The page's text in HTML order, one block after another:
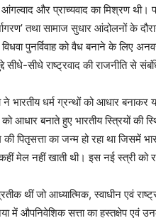
आंगल्वाद और प्राच्यवाद का मिश्रण थी।
तथा सामाज सुधार आंदोलनों के
विधवा पुनर्विवाह को वैध बनाने के
सीधे-सीधे राष्ट्रवाद की राजनीति से
भारतीय धर्म ग्रन्थों को आधार बनाकर
बनाते हुए भारतीय स्त्रियों की
पितृसत्ता का जन्म हो रहा था जिसमें
मेल नहीं खाती थी। इस नई स्त्री को
थीं जो आध्यात्मिक, स्वाधीन एवं
में औपनिवेशिक सत्ता का हस्तक्षेप एवं